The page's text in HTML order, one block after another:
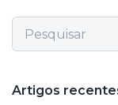
Artigos